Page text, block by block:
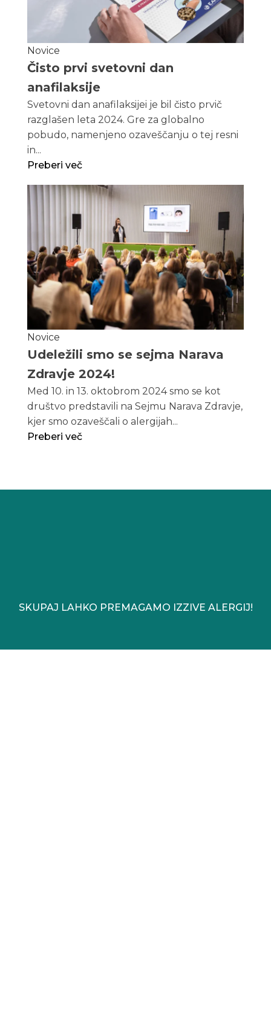
Novice
Čisto prvi svetovni dan
anafilaksije
Svetovni dan anafilaksijei je bil čisto prvič
razglašen leta 2024. Gre za globalno
pobudo, namenjeno ozaveščanju o tej resni
in...
Preberi več
Novice
Udeležili smo se sejma Narava
Zdravje 2024!
Med 10. in 13. oktobrom 2024 smo se kot
društvo predstavili na Sejmu Narava Zdravje,
kjer smo ozaveščali o alergijah...
Preberi več
SKUPAJ LAHKO PREMAGAMO IZZIVE ALERGIJ!